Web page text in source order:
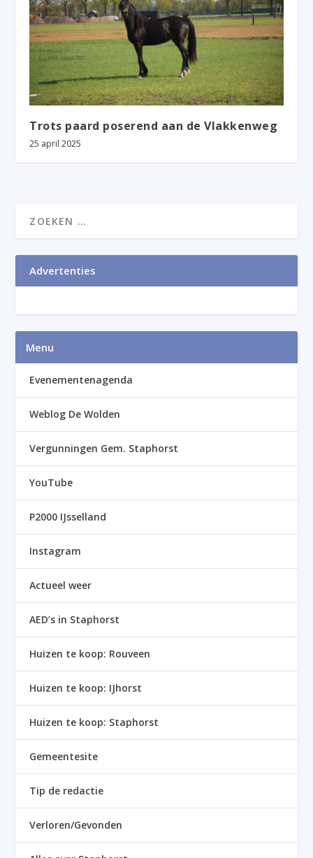
Trots paard poserend aan de Vlakkenweg
25 april 2025
Advertenties
Menu
Evenementenagenda
Weblog De Wolden
Vergunningen Gem. Staphorst
YouTube
P2000 IJsselland
Instagram
Actueel weer
AED’s in Staphorst
Huizen te koop: Rouveen
Huizen te koop: IJhorst
Huizen te koop: Staphorst
Gemeentesite
Tip de redactie
Verloren/Gevonden